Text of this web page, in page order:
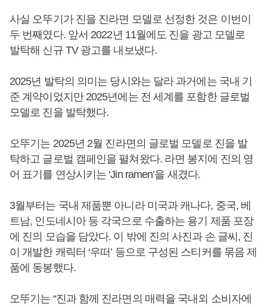
사실 오뚜기가 진을 진라면 모델로 선정한 것은 이번이
두 번째였다. 앞서 2022년 11월에도 진을 광고 모델로
발탁해 신규 TV 광고를 내보냈다.
2025년 발탁의 의미는 당시와는 달라 과거에는 국내 기
준 계약이었지만 2025년에는 전 세계를 포함한 글로벌
모델로 진을 발탁했다.
오뚜기는 2025년 2월 진라면의 글로벌 모델로 진을 발
탁하고 글로벌 캠페인을 펼쳐왔다. 라면 봉지에 진의 영
어 표기를 연상시키는 ‘Jin ramen’을 새겼다.
3월부터는 국내 제품뿐 아니라 미국과 캐나다, 중국, 베
트남, 인도네시아 등 각국으로 수출하는 용기 제품 포장
에 진의 모습을 담았다. 이 밖에 진의 사진과 손 글씨, 진
이 개발한 캐릭터 ‘우떠’ 등으로 구성된 스티커를 묶음 제
품에 동봉했다.
오뚜기는 “진과 함께 진라면의 매력을 국내외 소비자에